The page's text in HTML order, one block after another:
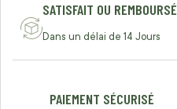
SATISFAIT OU REMBOURSÉ
Dans un délai de 14 Jours
PAIEMENT SÉCURISÉ